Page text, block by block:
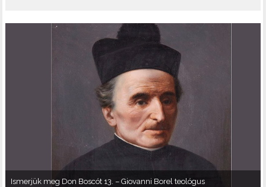
Ismerjük meg Don Boscót 13. – Giovanni Borel teológus